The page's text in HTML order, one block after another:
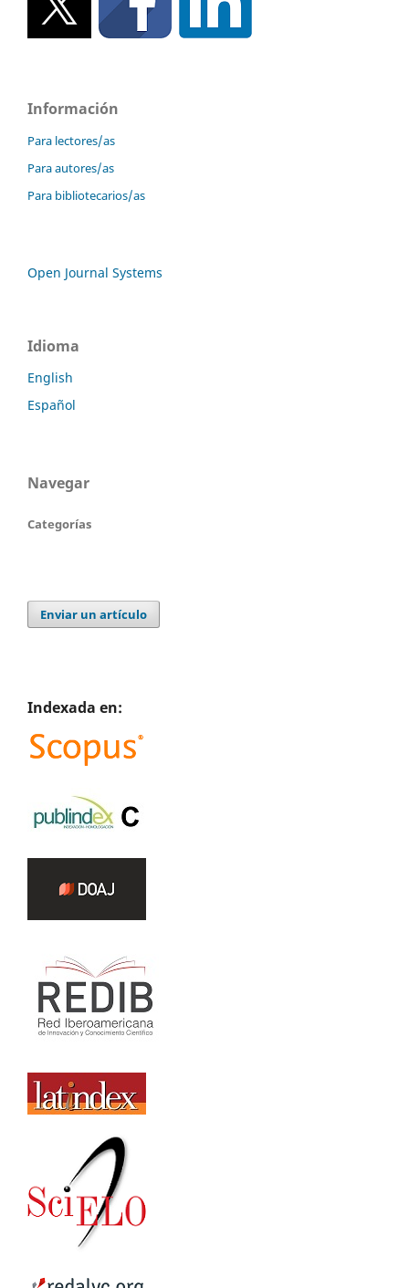
Información
Para lectores/as
Para autores/as
Para bibliotecarios/as
Open Journal Systems
Idioma
English
Español
Navegar
Categorías
Enviar un artículo
Indexada en: